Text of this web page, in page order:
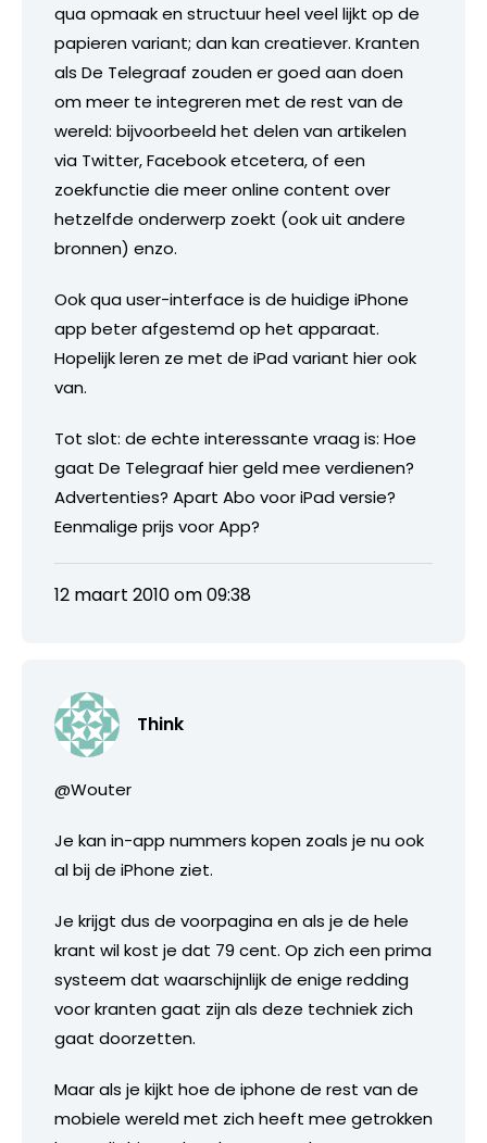
qua opmaak en structuur heel veel lijkt op de
papieren variant; dan kan creatiever. Kranten
als De Telegraaf zouden er goed aan doen
om meer te integreren met de rest van de
wereld: bijvoorbeeld het delen van artikelen
via Twitter, Facebook etcetera, of een
zoekfunctie die meer online content over
hetzelfde onderwerp zoekt (ook uit andere
bronnen) enzo.
Ook qua user-interface is de huidige iPhone
app beter afgestemd op het apparaat.
Hopelijk leren ze met de iPad variant hier ook
van.
Tot slot: de echte interessante vraag is: Hoe
gaat De Telegraaf hier geld mee verdienen?
Advertenties? Apart Abo voor iPad versie?
Eenmalige prijs voor App?
12 maart 2010 om 09:38
Think
@Wouter
Je kan in-app nummers kopen zoals je nu ook
al bij de iPhone ziet.
Je krijgt dus de voorpagina en als je de hele
krant wil kost je dat 79 cent. Op zich een prima
systeem dat waarschijnlijk de enige redding
voor kranten gaat zijn als deze techniek zich
gaat doorzetten.
Maar als je kijkt hoe de iphone de rest van de
mobiele wereld met zich heeft mee getrokken